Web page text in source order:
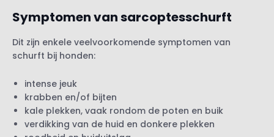
Symptomen van sarcoptesschurft
Dit zijn enkele veelvoorkomende symptomen van
schurft bij honden:
intense jeuk
krabben en/of bijten
kale plekken, vaak rondom de poten en buik
verdikking van de huid en donkere plekken